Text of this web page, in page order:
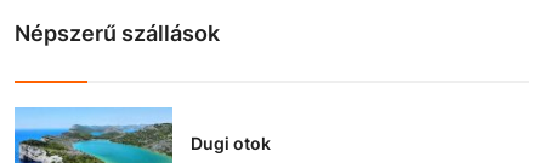
Népszerű szállások
Dugi otok